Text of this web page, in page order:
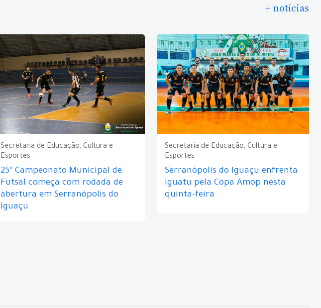
+ notícias
Secretaria de Educação, Cultura e
Esportes
25º Campeonato Municipal de
Futsal começa com rodada de
abertura em Serranópolis do
Iguaçu
Secretaria de Educação, Cultura e
Esportes
Serranópolis do Iguaçu enfrenta
Iguatu pela Copa Amop nesta
quinta-feira